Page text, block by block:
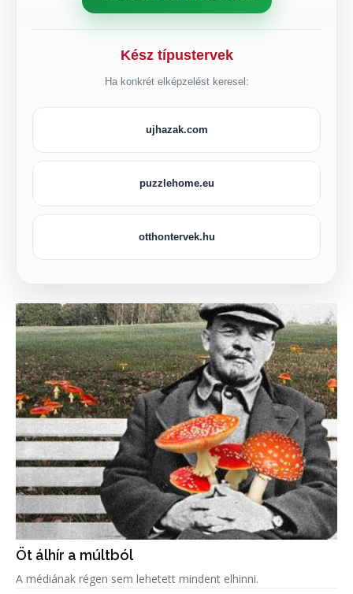
Kész típustervek
Ha konkrét elképzelést keresel:
ujhazak.com
puzzlehome.eu
otthontervek.hu
Öt álhír a múltból
A médiának régen sem lehetett mindent elhinni.